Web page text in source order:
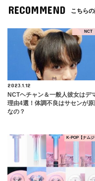
RECOMMEND こちら
NCT
2023.1.12
NCTヘチャン＆一般人彼女はデ
理由4選！体調不良はサセンが原
なの？
K-POP【ナムジ